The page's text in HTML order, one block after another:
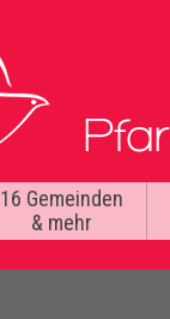
16 Gemeinden
& mehr